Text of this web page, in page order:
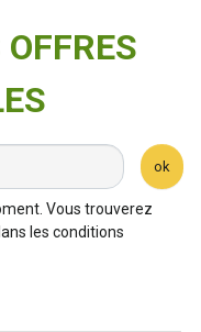
ok
Vous trouverez
les conditions